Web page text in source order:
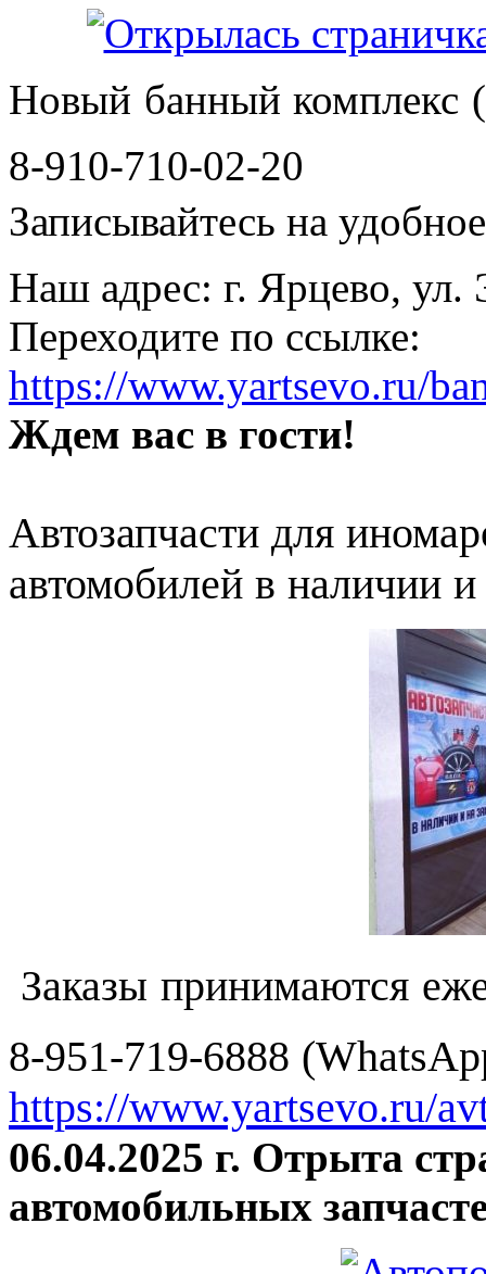
Новый банный комплекс
8-910-710-02-20
Записывайтесь на
Наш адрес: г. Ярцево, ул.
Переходите по ссылке:
https://www.yartsevo.ru/
Ждем вас в гости!
Автозапчасти для
автомобилей в наличии и
Заказы принимаются
8-951-719-6888
https://www.yartsevo.ru/
06.04.2025 г. Отрыта
автомобильных